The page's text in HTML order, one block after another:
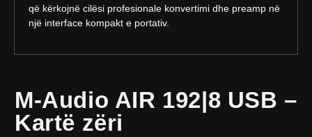
që kërkojnë cilësi profesionale konvertimi dhe preamp në
një interface kompakt e portativ.
M-Audio AIR 192|8 USB –
Kartë zëri